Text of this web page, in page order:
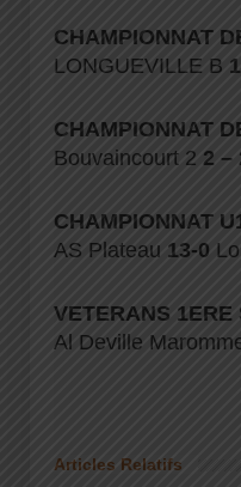
CHAMPIONNAT
LONGUEVILLE B
CHAMPIONNAT
Bouvaincourt 2 2 –
CHAMPIONNAT
AS Plateau 13-0
VETERANS
Al Deville
Articles Relatifs